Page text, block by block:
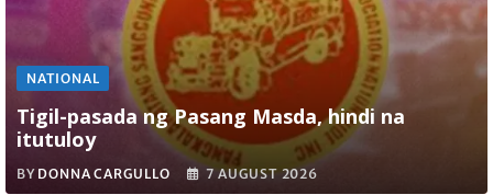
NATIONAL
Tigil-pasada ng Pasang Masda, hindi na
itutuloy
BY DONNA CARGULLO 7 AUGUST 2026